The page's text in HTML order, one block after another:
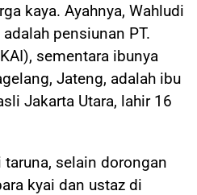
kaya. Ayahnya, Wahludi
pensiunan PT.
sementara ibunya
Jateng, adalah ibu
Jakarta Utara, lahir 16
selain dorongan
kyai dan ustaz di